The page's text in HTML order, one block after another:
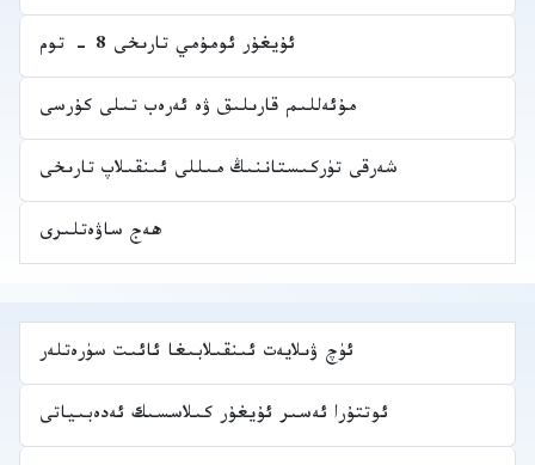
ئۇيغۇر ئومۇمي تارىخى 8 - توم
مۇئەللىم قارىلىق ۋە ئەرەب تىلى كۇرسى
شەرقى تۈركىستاننىڭ مىللى ئىنقىلاپ تارىخى
ھەج ساۋەتلىرى
ئۈچ ۋىلايەت ئىنقىلابىغا ئائىت سۈرەتلەر
ئوتتۇرا ئەسىر ئۇيغۇر كىلاسسىك ئەدەبىياتى